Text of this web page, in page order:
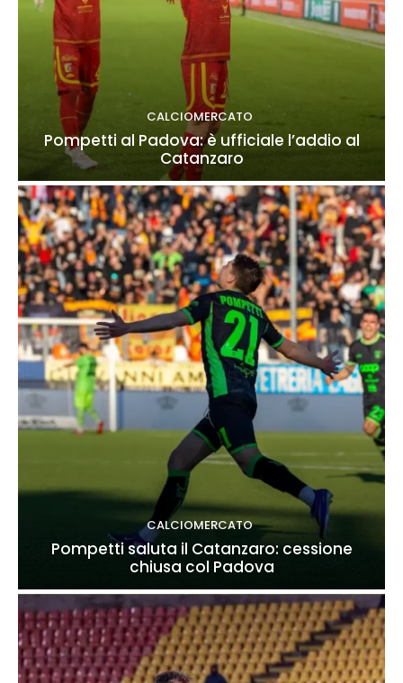
CALCIOMERCATO
Pompetti al Padova: è ufficiale l’addio al
Catanzaro
CALCIOMERCATO
Pompetti saluta il Catanzaro: cessione
chiusa col Padova